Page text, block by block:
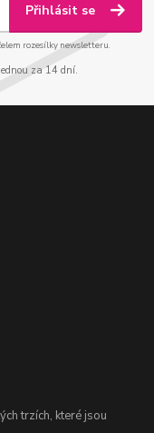
Přihlásit se
rozesílky newsletteru.
za 14 dní.
trzích, které jsou